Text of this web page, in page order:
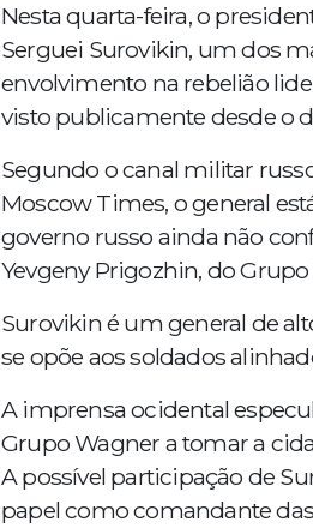
Nesta quarta-feira, o
Serguei Surovikin, um dos
envolvimento na rebelião
visto publicamente desde o
Segundo o canal militar
Moscow Times, o general
governo russo ainda não
Yevgeny Prigozhin, do
Surovikin é um general de
se opõe aos soldados
A imprensa ocidental
Grupo Wagner a tomar a
A possível participação de
papel como comandante